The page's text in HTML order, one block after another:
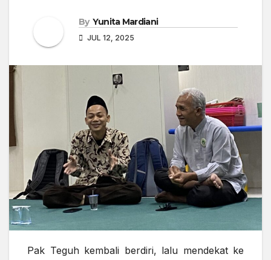
By Yunita Mardiani
JUL 12, 2025
Pak Teguh kembali berdiri, lalu mendekat ke